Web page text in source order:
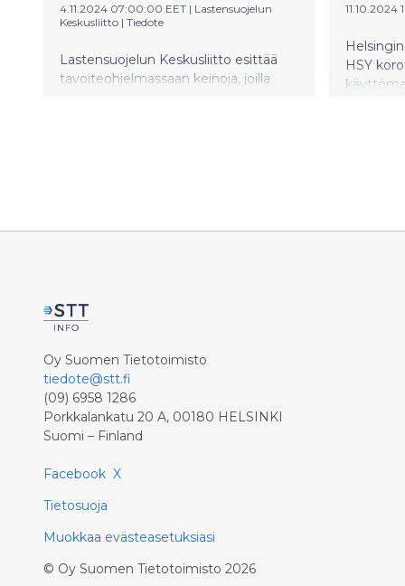
4.11.2024 07:00:00 EET | Lastensuojelun
Keskusliitto | Tiedote
Lastensuojelun Keskusliitto esittää
tavoiteohjelmassaan keinoja, joilla
11.10.2024
HSY
ovat
Oy Suomen Tietotoimisto
tiedote@stt.fi
(09) 6958 1286
Porkkalankatu 20 A, 00180 HELSINKI
Suomi – Finland
Facebook X
Tietosuoja
Muokkaa evästeasetuksiasi
© Oy Suomen Tietotoimisto 2026